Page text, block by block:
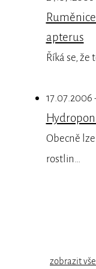
apterus
Říká se,
Obecně
rostlin…
zobrazit